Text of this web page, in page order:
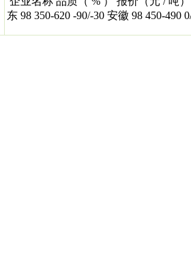
东 98 350-620 -90/-30 安徽 98 450-490